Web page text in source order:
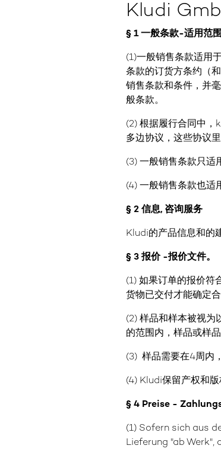
Kludi
§ 1 一般条款-适用范围
(1)一般销售条款适用
条款的订货方条约（
销售条款和条件，并
般条款。
(2) 根据履行合同中，
多边协议，这些协议
(3) 一般销售条款只适
(4) 一般销售条款也适
§ 2 信息, 咨询服务
Kludi的产品信息和的
§ 3 报价 -报价文件。
(1) 如果订单的报价符
货物已交付才能确定合
(2) 样品和样本被视为
的范围内，样品或样
(3) 样品需要在4周内
(4) Kludi保留产权和
§ 4 Preise -
(1) Sofern sich aus
Lieferung "ab